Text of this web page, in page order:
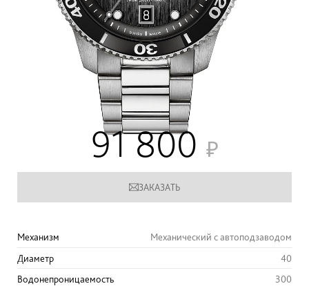
91 800
ЗАКАЗАТЬ
Механизм
Механический с автоподзаводом
Диаметр
40
Водонепроницаемость
300